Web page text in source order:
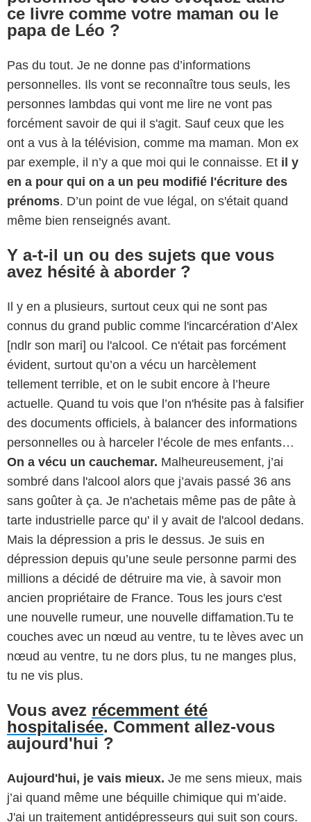
ce livre comme votre maman ou le
papa de Léo ?
Pas du tout. Je ne donne pas d’informations
personnelles. Ils vont se reconnaître tous seuls, les
personnes lambdas qui vont me lire ne vont pas
forcément savoir de qui il s'agit. Sauf ceux que les
ont a vus à la télévision, comme ma maman. Mon ex
par exemple, il n’y a que moi qui le connaisse. Et il y
en a pour qui on a un peu modifié l'écriture des
prénoms. D’un point de vue légal, on s'était quand
même bien renseignés avant.
Y a-t-il un ou des sujets que vous
avez hésité à aborder ?
Il y en a plusieurs, surtout ceux qui ne sont pas
connus du grand public comme l'incarcération d’Alex
[ndlr son mari] ou l'alcool. Ce n'était pas forcément
évident, surtout qu’on a vécu un harcèlement
tellement terrible, et on le subit encore à l’heure
actuelle. Quand tu vois que l’on n'hésite pas à falsifier
des documents officiels, à balancer des informations
personnelles ou à harceler l’école de mes enfants…
On a vécu un cauchemar. Malheureusement, j’ai
sombré dans l'alcool alors que j’avais passé 36 ans
sans goûter à ça. Je n'achetais même pas de pâte à
tarte industrielle parce qu' il y avait de l'alcool dedans.
Mais la dépression a pris le dessus. Je suis en
dépression depuis qu’une seule personne parmi des
millions a décidé de détruire ma vie, à savoir mon
ancien propriétaire de France. Tous les jours c'est
une nouvelle rumeur, une nouvelle diffamation.Tu te
couches avec un nœud au ventre, tu te lèves avec un
nœud au ventre, tu ne dors plus, tu ne manges plus,
tu ne vis plus.
Vous avez récemment été
hospitalisée. Comment allez-vous
aujourd'hui ?
Aujourd'hui, je vais mieux. Je me sens mieux, mais
j’ai quand même une béquille chimique qui m’aide.
J'ai un traitement antidépresseurs qui suit son cours.